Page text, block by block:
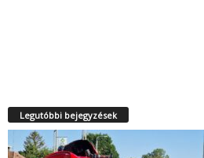
Legutóbbi bejegyzések